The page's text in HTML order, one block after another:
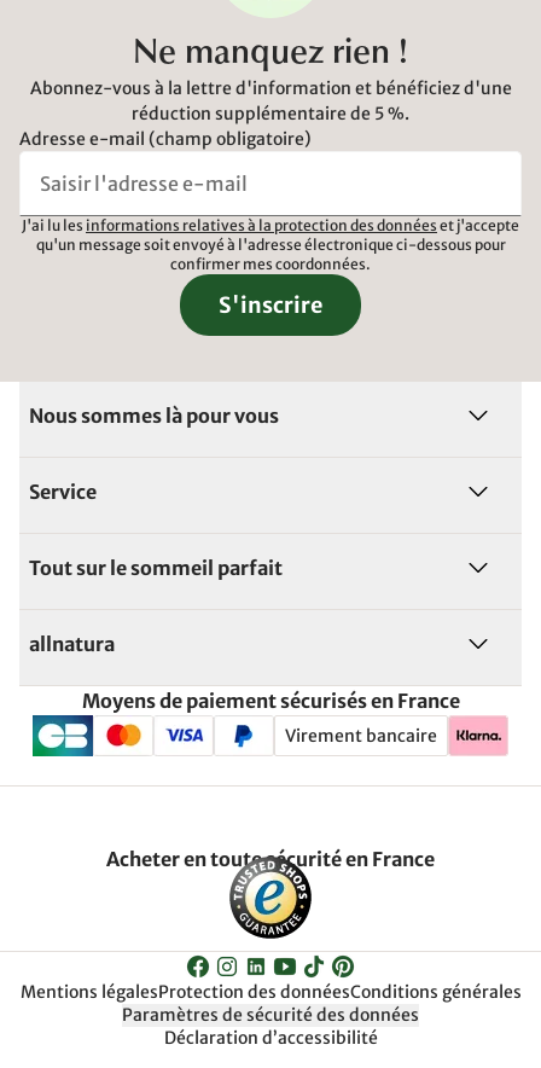
Ne manquez rien !
Abonnez-vous à la lettre d'information et bénéficiez d'une
réduction supplémentaire de 5 %.
Adresse e-mail (champ obligatoire)
J'ai lu les informations relatives à la protection des données et j'accepte
qu'un message soit envoyé à l'adresse électronique ci-dessous pour
confirmer mes coordonnées.
S'inscrire
Nous sommes là pour vous
Service
Tout sur le sommeil parfait
allnatura
Moyens de paiement sécurisés en France
Virement bancaire
Acheter en toute sécurité en France
Mentions légalesProtection des donnéesConditions générales
Paramètres de sécurité des données
Déclaration d’accessibilité